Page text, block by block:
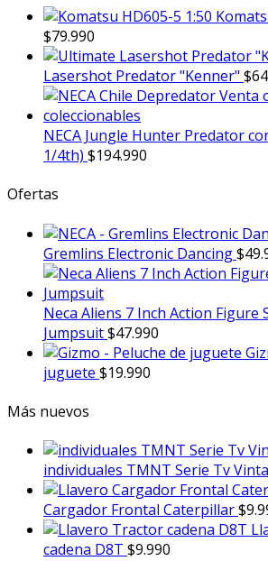
$79.990
Lasershot Predator "Kenner" $
NECA Jungle Hunter Predator
1/4th) $194.990
Ofertas
Gremlins Electronic Dancing$
Neca Aliens 7 Inch Action Figure
Jumpsuit$47.990
juguete $19.990
Más nuevos
individuales TMNT Serie Tv
Cargador Frontal Caterpillar$
cadena D8T $9.990